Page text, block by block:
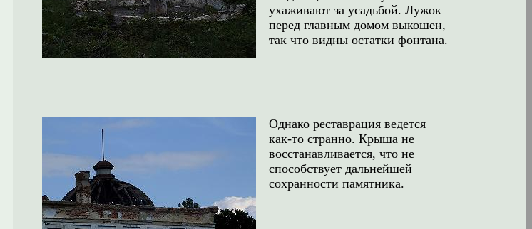
ухаживают за усадьбой. Лужок
перед главным домом выкошен,
так что видны остатки фонтана.
Однако реставрация ведется
как-то странно. Крыша не
восстанавливается, что не
способствует дальнейшей
сохранности памятника.